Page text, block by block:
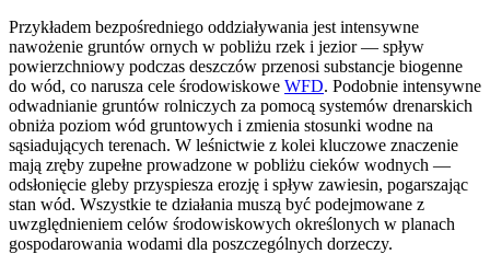
Przykładem bezpośredniego oddziaływania jest intensywne
nawożenie gruntów ornych w pobliżu rzek i jezior — spływ
powierzchniowy podczas deszczów przenosi substancje biogenne
do wód, co narusza cele środowiskowe WFD. Podobnie intensywne
odwadnianie gruntów rolniczych za pomocą systemów drenarskich
obniża poziom wód gruntowych i zmienia stosunki wodne na
sąsiadujących terenach. W leśnictwie z kolei kluczowe znaczenie
mają zręby zupełne prowadzone w pobliżu cieków wodnych —
odsłonięcie gleby przyspiesza erozję i spływ zawiesin, pogarszając
stan wód. Wszystkie te działania muszą być podejmowane z
uwzględnieniem celów środowiskowych określonych w planach
gospodarowania wodami dla poszczególnych dorzeczy.